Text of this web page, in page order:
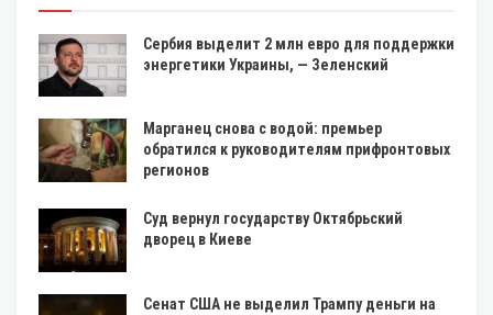
Сербия выделит 2 млн евро для поддержки
энергетики Украины, — Зеленский
Марганец снова с водой: премьер
обратился к руководителям прифронтовых
регионов
Суд вернул государству Октябрьский
дворец в Киеве
Сенат США не выделил Трампу деньги на